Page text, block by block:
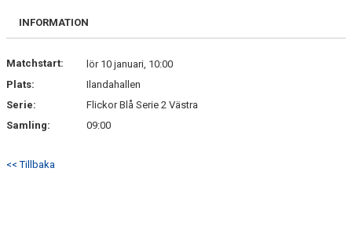
BILDGALLERI
KONTAKT
INFORMATION
Matchstart:
lör 10 januari, 10:00
Plats:
Ilandahallen
Serie:
Flickor Blå Serie 2 Västra
Samling:
09:00
<< Tillbaka